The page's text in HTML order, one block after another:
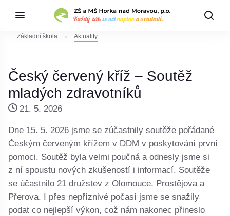
Základní škola Aktuality
Český červený kříž – Soutěž
mladých zdravotníků
21. 5. 2026
Dne 15. 5. 2026 jsme se zúčastnily soutěže pořádané
Českým červeným křížem v DDM v poskytování první
pomoci. Soutěž byla velmi poučná a odnesly jsme si
z ní spoustu nových zkušeností i informací. Soutěže
se účastnilo 21 družstev z Olomouce, Prostějova a
Přerova. I přes nepříznivé počasí jsme se snažily
podat co nejlepší výkon, což nám nakonec přineslo